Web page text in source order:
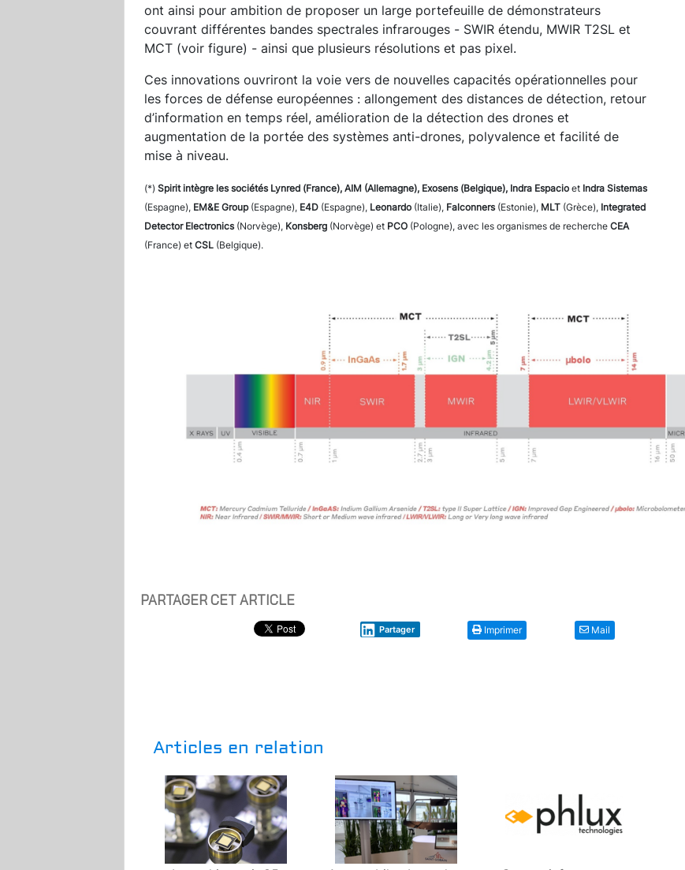
ont ainsi pour ambition de proposer un large portefeuille de démonstrateurs
couvrant différentes bandes spectrales infrarouges - SWIR étendu, MWIR T2SL et
MCT (voir figure) - ainsi que plusieurs résolutions et pas pixel.
Ces innovations ouvriront la voie vers de nouvelles capacités opérationnelles pour
les forces de défense européennes : allongement des distances de détection, retour
d’information en temps réel, amélioration de la détection des drones et
augmentation de la portée des systèmes anti-drones, polyvalence et facilité de
mise à niveau.
(*) Spirit intègre les sociétés Lynred (France), AIM (Allemagne), Exosens (Belgique), Indra Espacio et Indra Sistemas
(Espagne), EM&E Group(Espagne), E4D (Espagne), Leonardo (Italie), Falconners (Estonie), MLT (Grèce), Integrated
Detector Electronics (Norvège), Konsberg (Norvège) et PCO (Pologne), avec les organismes de recherche CEA
(France) et CSL (Belgique).
PARTAGER CET ARTICLE
Partager Imprimer Mail
Articles en relation